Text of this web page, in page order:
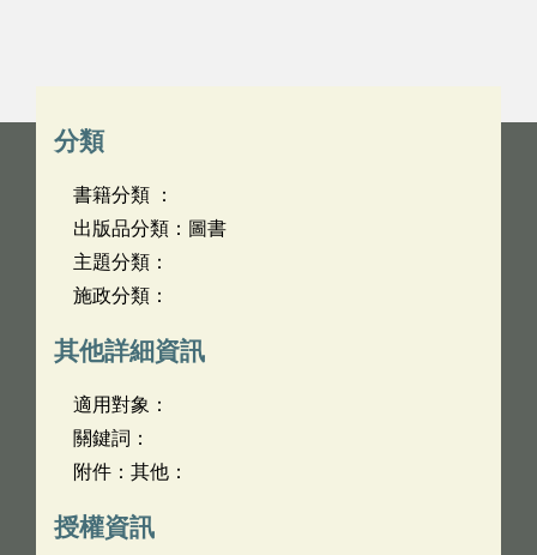
分類
書籍分類 ：
出版品分類：圖書
主題分類：
施政分類：
其他詳細資訊
適用對象：
關鍵詞：
附件：其他：
授權資訊